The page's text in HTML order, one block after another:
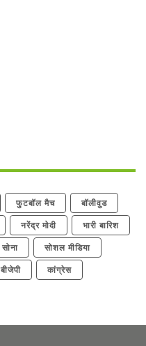
फुटबॉल मैच
बॉलीवुड
नरेंद्र मोदी
भारी बारिश
सोना
सोशल मीडिया
बीजेपी
कांग्रेस